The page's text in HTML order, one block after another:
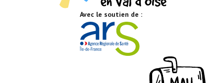
Avec le soutien de :